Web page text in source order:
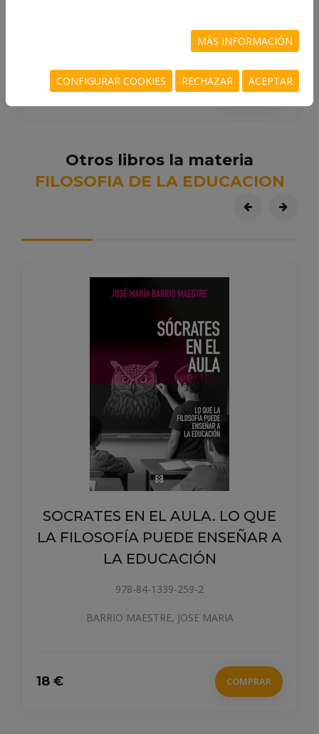
8 € COMPRAR
Otros libros la materia
FILOSOFIA DE LA EDUCACION
EN EL AULA. LO QUE
PUEDE ENSEÑAR A
LA EDUCACIÓN
MAESTRE, JOSE MARIA
MÁS INFORMACIÓN
CONFIGURAR COOKIES RECHAZAR ACEPTAR